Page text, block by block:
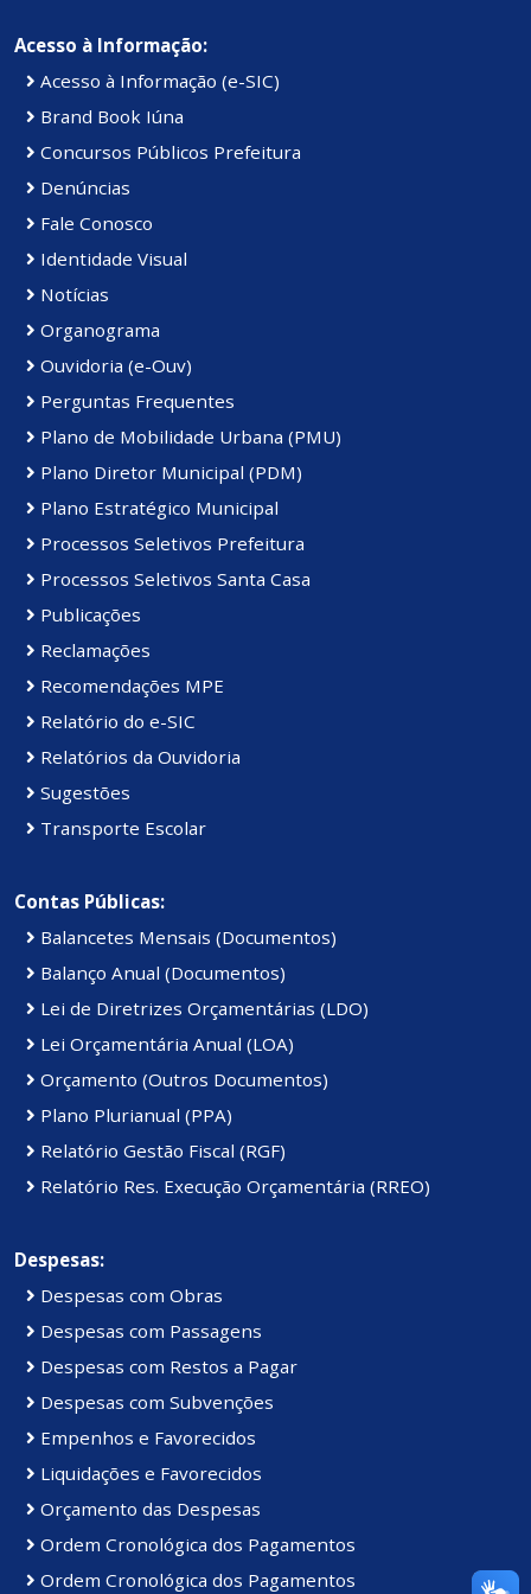
Acesso à Informação:
Acesso à Informação (e-SIC)
Brand Book Iúna
Concursos Públicos Prefeitura
Denúncias
Fale Conosco
Identidade Visual
Notícias
Organograma
Ouvidoria (e-Ouv)
Perguntas Frequentes
Plano de Mobilidade Urbana (PMU)
Plano Diretor Municipal (PDM)
Plano Estratégico Municipal
Processos Seletivos Prefeitura
Processos Seletivos Santa Casa
Publicações
Reclamações
Recomendações MPE
Relatório do e-SIC
Relatórios da Ouvidoria
Sugestões
Transporte Escolar
Contas Públicas:
Balancetes Mensais (Documentos)
Balanço Anual (Documentos)
Lei de Diretrizes Orçamentárias (LDO)
Lei Orçamentária Anual (LOA)
Orçamento (Outros Documentos)
Plano Plurianual (PPA)
Relatório Gestão Fiscal (RGF)
Relatório Res. Execução Orçamentária (RREO)
Despesas:
Despesas com Obras
Despesas com Passagens
Despesas com Restos a Pagar
Despesas com Subvenções
Empenhos e Favorecidos
Liquidações e Favorecidos
Orçamento das Despesas
Ordem Cronológica dos Pagamentos
Ordem Cronológica dos Pagamentos